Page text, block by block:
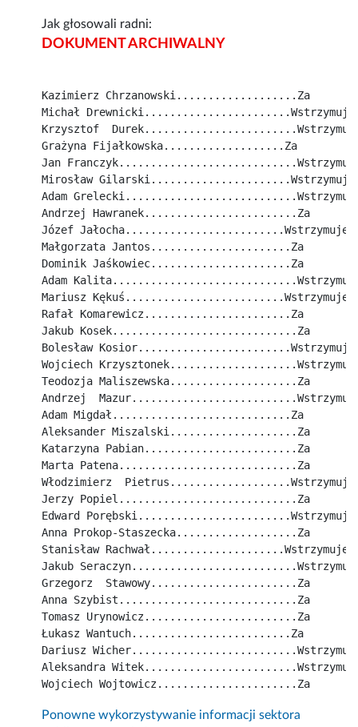
Jak głosowali radni:
DOKUMENT ARCHIWALNY
Kazimierz Chrzanowski...................Za
Michał Drewnicki.......................Wstrzymuje
Krzysztof
Grażyna Fijałkowska...................Za
Jan
Mirosław Gilarski......................Wstrzymuje
Adam
Andrzej Hawranek........................Za
Józef Jałocha.........................Wstrzymuje
Małgorzata Jantos......................Za
Dominik Jaśkowiec......................Za
Adam
Mariusz Kękuś.........................Wstrzymuje
Rafał Komarewicz.......................Za
Jakub Kosek.............................Za
Bolesław Kosior........................Wstrzymuje
Wojciech
Teodozja Maliszewska....................Za
Andrzej
Adam Migdał............................Za
Aleksander Miszalski....................Za
Katarzyna Pabian........................Za
Marta Patena............................Za
Włodzimierz
Jerzy Popiel............................Za
Edward Porębski........................Wstrzymuje
Anna Prokop-Staszecka...................Za
Stanisław Rachwał.....................Wstrzymuje
Jakub
Grzegorz  Stawowy.......................Za
Anna Szybist............................Za
Tomasz Urynowicz........................Za
Łukasz Wantuch.........................Za
Dariusz
Aleksandra
Wojciech Wojtowicz......................Za
Ponowne wykorzystywanie informacji sektora